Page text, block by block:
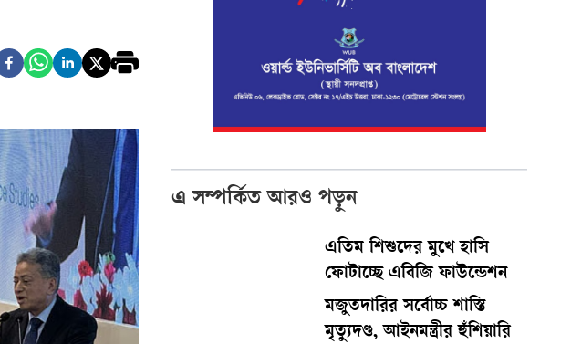
এ সম্পর্কিত আরও পড়ুন
এতিম শিশুদের মুখে হাসি
ফোটাচ্ছে এবিজি ফাউন্ডেশন
মজুতদারির সর্বোচ্চ শাস্তি
মৃত্যুদণ্ড, আইনমন্ত্রীর হুঁশিয়ারি